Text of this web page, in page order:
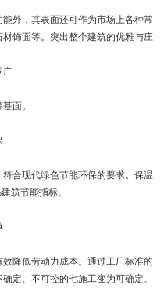
外，其表面还可作为市场上各种常
饰面等。突出整个建筑的优雅与庄
广
面。
合现代绿色节能环保的要求。保温
筑节能指标。
降低劳动力成本。通过工厂标准的
定、不可控的七施工变为可确定、